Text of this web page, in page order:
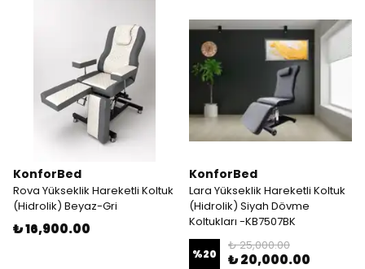
KonforBed
Rova Yükseklik Hareketli Koltuk
(Hidrolik) Beyaz-Gri
₺ 16,900.00
KonforBed
Lara Yükseklik Hareketli Koltuk
(Hidrolik) Siyah Dövme
Koltukları -KB7507BK
%20
₺ 25,000.00
₺ 20,000.00